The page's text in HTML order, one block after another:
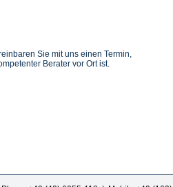
Sie mit uns einen Termin,
Berater vor Ort ist.